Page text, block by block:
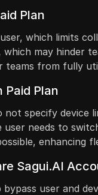
Plan
which limits
which may hinder
teams from fully
Paid Plan
not specify device
user needs to
enhancing
Sagui.AI
user and